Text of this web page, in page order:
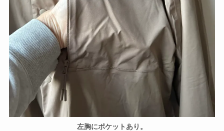
左胸にポケットあり。